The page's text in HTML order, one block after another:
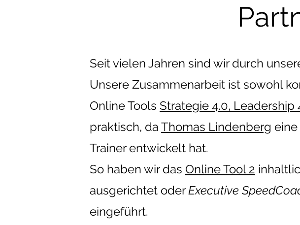
Seit vielen Jahren sind wir durch
Unsere Zusammenarbeit ist sowohl
Online Tools Strategie 4.0,
praktisch, da Thomas Lindenberg
Trainer entwickelt hat.
So haben wir das Online Tool 2
ausgerichtet oderExecutive
eingeführt.